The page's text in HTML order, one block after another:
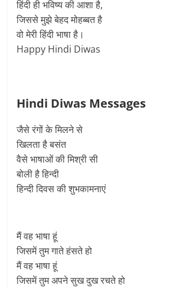
हिंदी ही भविष्य की आशा है,
जिससे मुझे बेहद मोहब्बत है
वो मेरी हिंदी भाषा है।
Happy Hindi Diwas
Hindi Diwas Messages
जैसे रंगों के मिलने से
खिलता है बसंत
वैसे भाषाओं की मिश्री सी
बोली है हिन्दी
हिन्दी दिवस की शुभकामनाएं
मैं वह भाषा हूं
जिसमें तुम गाते हंसते हो
मैं वह भाषा हूं
जिसमें तुम अपने सुख दुख रचते हो